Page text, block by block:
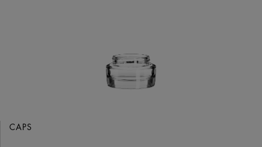
CAPS